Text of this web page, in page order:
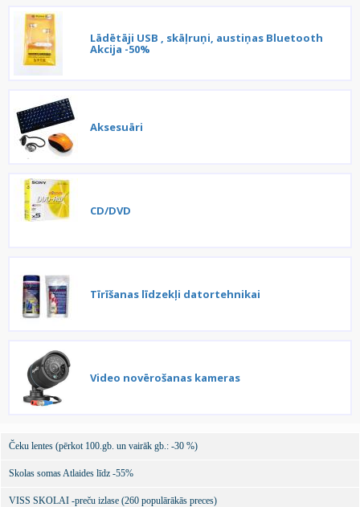
Lādētāji USB , skāļruņi, austiņas Bluetooth
Akcija -50%
Aksesuāri
CD/DVD
Tīrīšanas līdzekļi datortehnikai
Video novērošanas kameras
Čeku lentes (pērkot 100.gb. un vairāk gb.: -30 %)
Skolas somas Atlaides līdz -55%
VISS SKOLAI -preču izlase (260 populārākās preces)